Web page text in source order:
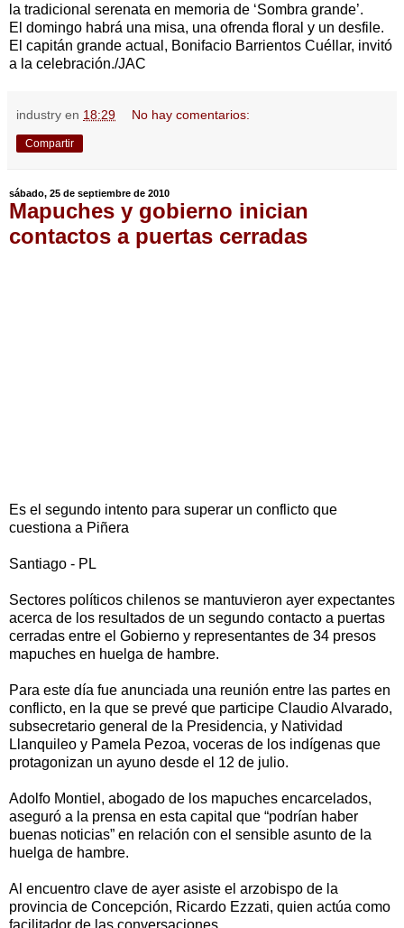
la tradicional serenata en memoria de ‘Sombra grande’.
El domingo habrá una misa, una ofrenda floral y un desfile.
El capitán grande actual, Bonifacio Barrientos Cuéllar, invitó
a la celebración./JAC
industry en 18:29 No hay comentarios:
Compartir
sábado, 25 de septiembre de 2010
Mapuches y gobierno inician
contactos a puertas cerradas
Es el segundo intento para superar un conflicto que
cuestiona a Piñera
Santiago - PL
Sectores políticos chilenos se mantuvieron ayer expectantes
acerca de los resultados de un segundo contacto a puertas
cerradas entre el Gobierno y representantes de 34 presos
mapuches en huelga de hambre.
Para este día fue anunciada una reunión entre las partes en
conflicto, en la que se prevé que participe Claudio Alvarado,
subsecretario general de la Presidencia, y Natividad
Llanquileo y Pamela Pezoa, voceras de los indígenas que
protagonizan un ayuno desde el 12 de julio.
Adolfo Montiel, abogado de los mapuches encarcelados,
aseguró a la prensa en esta capital que “podrían haber
buenas noticias” en relación con el sensible asunto de la
huelga de hambre.
Al encuentro clave de ayer asiste el arzobispo de la
provincia de Concepción, Ricardo Ezzati, quien actúa como
facilitador de las conversaciones.